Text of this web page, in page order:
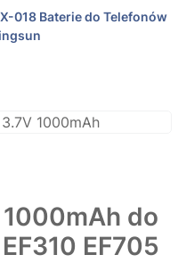
018 Baterie do Telefonów
do
EF705